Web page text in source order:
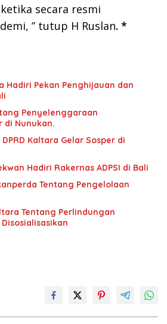
secara resmi
” tutup H Ruslan. *
Hadiri Pekan Penghijauan dan
Penyelenggaraan
di Nunukan.
Kaltara Gelar Sosper di
Hadiri Rakernas ADPSI di Bali
Tentang Pengelolaan
Tentang Perlindungan